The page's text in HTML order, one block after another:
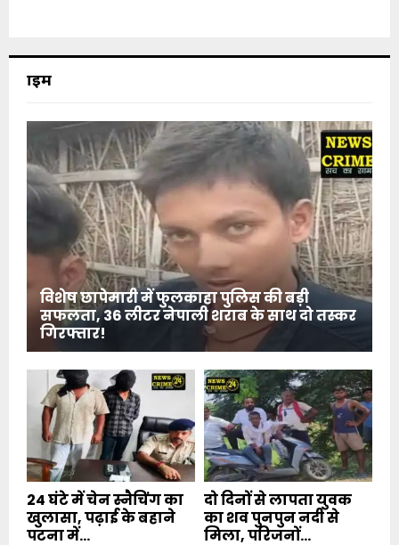
क्राइम
विशेष छापेमारी में फुलकाहा पुलिस की बड़ी
सफलता, 36 लीटर नेपाली शराब के साथ दो तस्कर
गिरफ्तार!
24 घंटे में चेन स्नैचिंग का
खुलासा, पढ़ाई के बहाने
पटना में...
दो दिनों से लापता युवक
का शव पुनपुन नदी से
मिला, परिजनों...